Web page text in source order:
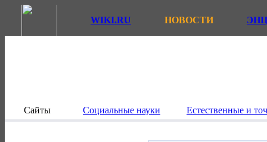
WIKI.RU НОВОСТИ
Сайты Социальные науки Естественные и